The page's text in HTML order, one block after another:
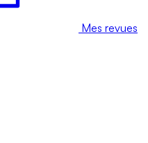
Mes revues